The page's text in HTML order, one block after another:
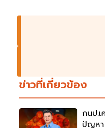
ข่าวที่เกี่ยวข้อง
กนป.
ปัญหา ปาล์มทั้งระบบรายงาน